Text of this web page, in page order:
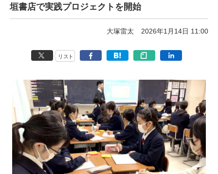
垣書店で実践プロジェクトを開始
大塚雷太 2026年1月14日 11:00
リスト